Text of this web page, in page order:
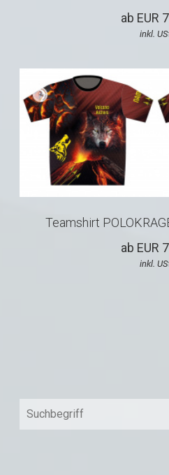
ab EUR
inkl.
Teamshirt
ab EUR
inkl.